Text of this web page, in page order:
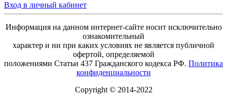
Вход в личный кабинет
Информация на данном интернет-сайте носит исключительно
ознакомительный
характер и ни при каких условиях не является публичной
офертой, определяемой
положениями Статьи 437 Гражданского кодекса РФ. Политика
конфиденциальности
Copyright © 2014-2022